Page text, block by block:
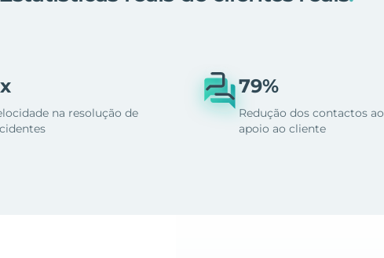
na resolução de
79%
Redução dos contactos ao
apoio ao cliente